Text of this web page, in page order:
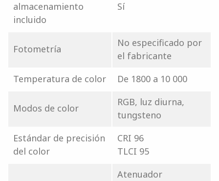
almacenamiento
incluido
Sí
Fotometría
No especificado por
el fabricante
Temperatura de color
De 1800 a 10 000
Modos de color
RGB, luz diurna,
tungsteno
Estándar de precisión
del color
CRI 96
TLCI 95
Atenuador